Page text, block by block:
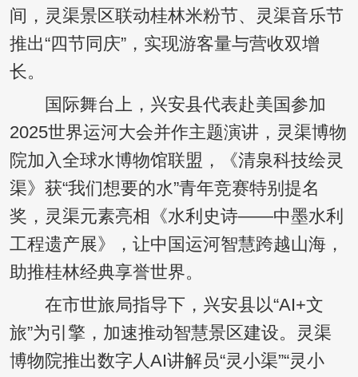
间，灵渠景区联动桂林米粉节、灵渠音乐节
推出“四节同庆”，实现游客量与营收双增
长。
国际舞台上，兴安县代表赴美国参加
2025世界运河大会并作主题演讲，灵渠博物
院加入全球水博物馆联盟，《清泉科技绘灵
渠》获“我们想要的水”青年竞赛特别提名
奖，灵渠元素亮相《水利史诗——中墨水利
工程遗产展》，让中国运河智慧跨越山海，
助推桂林经典享誉世界。
在市世旅局指导下，兴安县以“AI+文
旅”为引擎，加速推动智慧景区建设。灵渠
博物院推出数字人AI讲解员“灵小渠”“灵小